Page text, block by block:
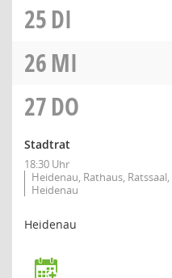
25DI
26MI
27DO
Stadtrat
18:30 Uhr
Heidenau, Rathaus,
Heidenau
Heidenau